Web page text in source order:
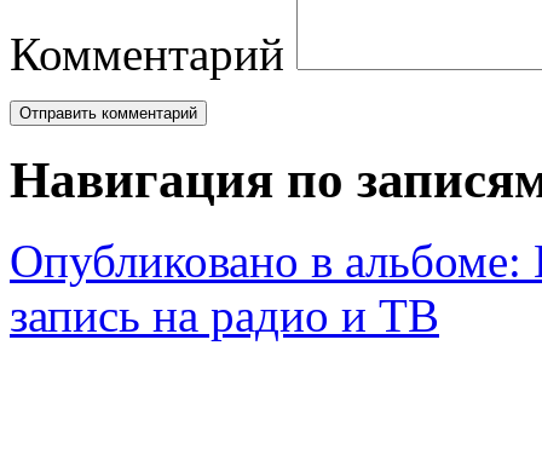
Комментарий
Навигация по
Опубликовано в альбоме:
запись на радио и ТВ